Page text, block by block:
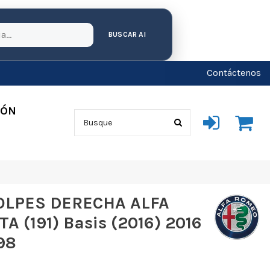
BUSCAR AI
Contáctenos
DERECHA ALFA
(191) Basis (2016) 2016